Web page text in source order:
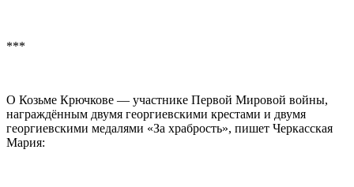
***
О Козьме Крючкове — участнике Первой Мировой войны,
награждённым двумя георгиевскими крестами и двумя
георгиевскими медалями «За храбрость», пишет Черкасская
Мария: